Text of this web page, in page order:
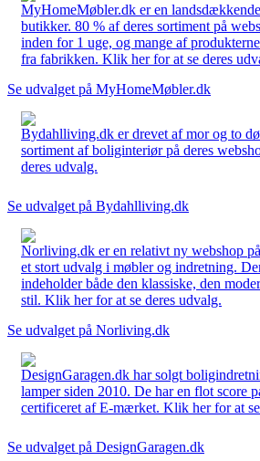
MyHomeMøbler.dk er en
butikker. 80 % af deres sortiment på
inden for 1 uge, og mange af
fra fabrikken. Klik her for at se deres
Se udvalget på MyHomeMøbler.dk
Bydahlliving.dk er drevet af mor og to
sortiment af boliginteriør på deres
deres udvalg.
Se udvalget på Bydahlliving.dk
Norliving.dk er en relativt ny webshop
et stort udvalg i møbler og indretning.
indeholder både den klassiske, den
stil. Klik her for at se deres udvalg.
Se udvalget på Norliving.dk
DesignGaragen.dk har solgt
lamper siden 2010. De har en flot score
certificeret af E-mærket. Klik her for at
Se udvalget på DesignGaragen.dk